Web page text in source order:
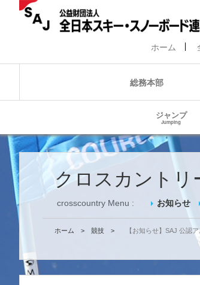
ホーム
総務本部
ジャンプ
Jumping
クロスカントリ
crosscountry Menu : お知らせ
ホーム > 競技 > 【お知らせ】SAJ 公認